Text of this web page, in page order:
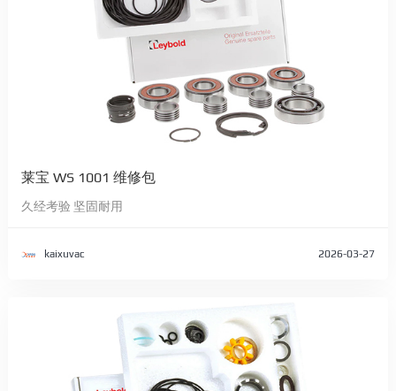
莱宝 WS 1001 维修包
久经考验 坚固耐用
kaixuvac 2026-03-27